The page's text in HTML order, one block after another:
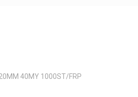
40MY 1000ST/FRP